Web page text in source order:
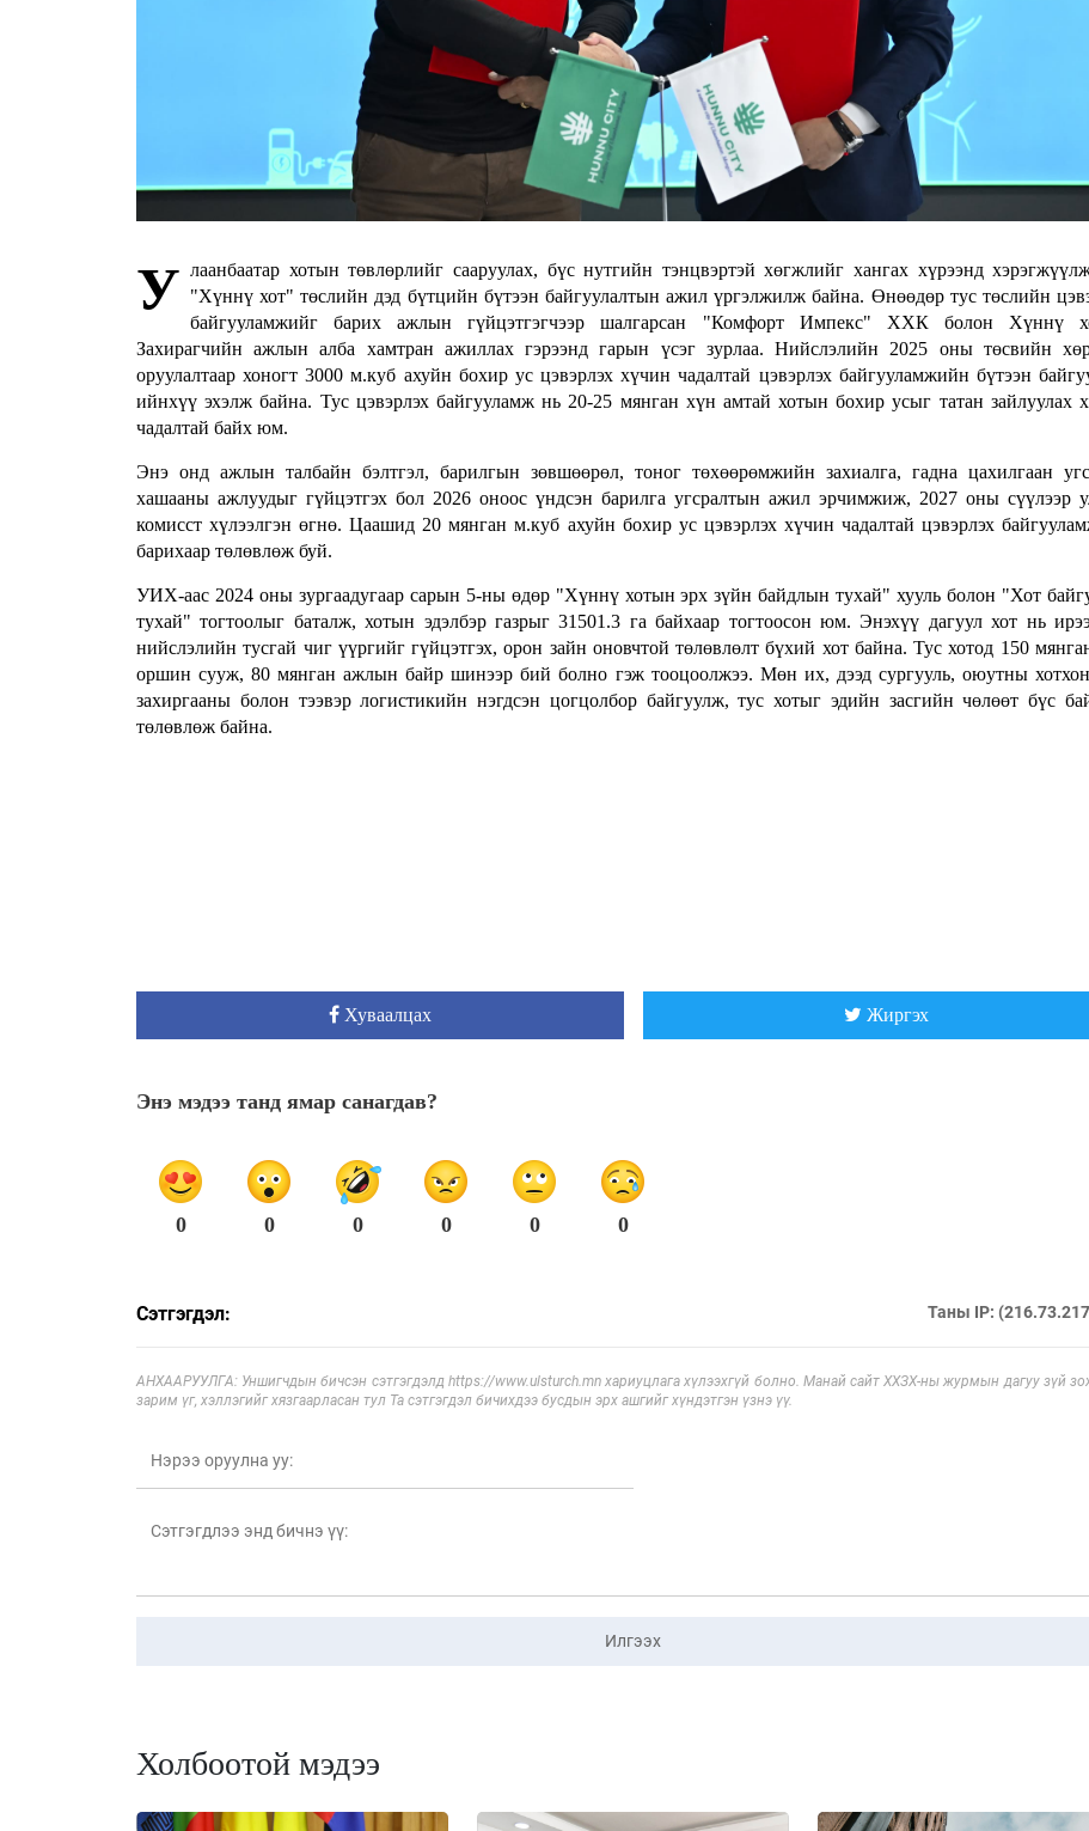
У лаанбаатар хотын төвлөрлийг сааруулах, бүс нутгийн тэнцвэртэй хөгжлийг хангах хүрээнд
"Хүннү хот" төслийн дэд бүтцийн бүтээн байгуулалтын ажил үргэлжилж байна. Өнөөдөр тус төслийн
байгууламжийг барих ажлын гүйцэтгэгчээр шалгарсан "Комфорт Импекс" ХХК болон Хүннү
Захирагчийн ажлын алба хамтран ажиллах гэрээнд гарын үсэг зурлаа. Нийслэлийн 2025 оны төсвийн
оруулалтаар хоногт 3000 м.куб ахуйн бохир ус цэвэрлэх хүчин чадалтай цэвэрлэх байгууламжийн бүтээн
ийнхүү эхэлж байна. Тус цэвэрлэх байгууламж нь 20-25 мянган хүн амтай хотын бохир усыг татан зайлуулах
чадалтай байх юм.
Энэ онд ажлын талбайн бэлтгэл, барилгын зөвшөөрөл, тоног төхөөрөмжийн захиалга, гадна цахилгаан
хашааны ажлуудыг гүйцэтгэх бол 2026 оноос үндсэн барилга угсралтын ажил эрчимжиж, 2027 оны сүүлээр
комисст хүлээлгэн өгнө. Цаашид 20 мянган м.куб ахуйн бохир ус цэвэрлэх хүчин чадалтай цэвэрлэх
барихаар төлөвлөж буй.
УИХ-аас 2024 оны зургаадугаар сарын 5-ны өдөр "Хүннү хотын эрх зүйн байдлын тухай" хууль болон "Хот
тухай" тогтоолыг баталж, хотын эдэлбэр газрыг 31501.3 га байхаар тогтоосон юм. Энэхүү дагуул хот нь
нийслэлийн тусгай чиг үүргийг гүйцэтгэх, орон зайн оновчтой төлөвлөлт бүхий хот байна. Тус хотод 150
оршин сууж, 80 мянган ажлын байр шинээр бий болно гэж тооцоолжээ. Мөн их, дээд сургууль, оюутны
захиргааны болон тээвэр логистикийн нэгдсэн цогцолбор байгуулж, тус хотыг эдийн засгийн чөлөөт бүс
төлөвлөж байна.
Хуваалцах Жиргэх
Энэ мэдээ танд ямар санагдав?
0 0 0 0 0 0
Сэтгэгдэл: Таны IP:
АНХААРУУЛГА: Уншигчдын бичсэн сэтгэгдэлд https://www.ulsturch.mn хариуцлага хүлээхгүй болно. Манай сайт ХХЗХ-ны журмын дагуу зүй
зарим үг, хэллэгийг хязгаарласан тул Та сэтгэгдэл бичихдээ бусдын эрх ашгийг хүндэтгэн үзнэ үү.
Илгээх
Холбоотой мэдээ